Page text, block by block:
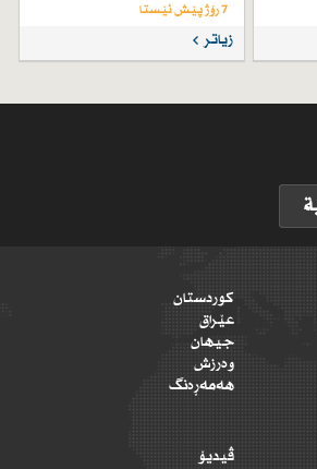
7 رۆژ پێش ئێستا
زیاتر
کوردستان
عێراق
جیهان
وەرزش
هەمەڕەنگ
ڤیدیۆ